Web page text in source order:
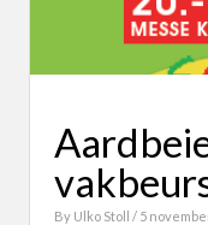
By Ulko Stoll / 5